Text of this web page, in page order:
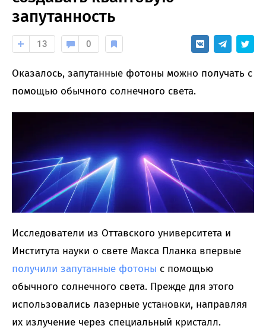
запутанность
13 0
Оказалось, запутанные фотоны можно получать с
помощью обычного солнечного света.
Исследователи из Оттавского университета и
Института науки о свете Макса Планка впервые
получили запутанные фотоны с помощью
обычного солнечного света. Прежде для этого
использовались лазерные установки, направляя
их излучение через специальный кристалл.